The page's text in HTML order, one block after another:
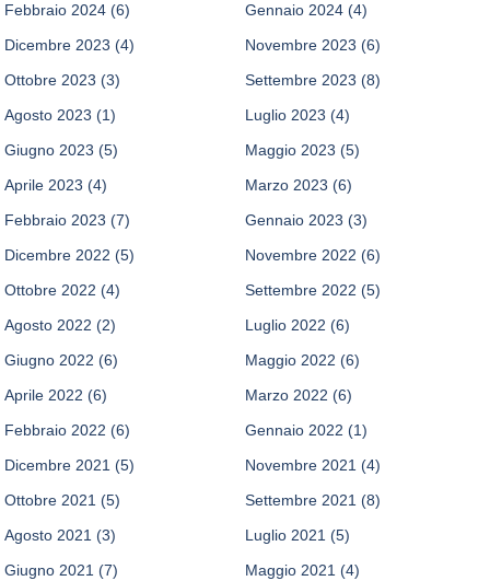
Febbraio 2024 (6) Gennaio 2024 (4)
Dicembre 2023 (4) Novembre 2023 (6)
Ottobre 2023 (3) Settembre 2023 (8)
Agosto 2023 (1) Luglio 2023 (4)
Giugno 2023 (5) Maggio 2023 (5)
Aprile 2023 (4) Marzo 2023 (6)
Febbraio 2023 (7) Gennaio 2023 (3)
Dicembre 2022 (5) Novembre 2022 (6)
Ottobre 2022 (4) Settembre 2022 (5)
Agosto 2022 (2) Luglio 2022 (6)
Giugno 2022 (6) Maggio 2022 (6)
Aprile 2022 (6) Marzo 2022 (6)
Febbraio 2022 (6) Gennaio 2022 (1)
Dicembre 2021 (5) Novembre 2021 (4)
Ottobre 2021 (5) Settembre 2021 (8)
Agosto 2021 (3) Luglio 2021 (5)
Giugno 2021 (7) Maggio 2021 (4)